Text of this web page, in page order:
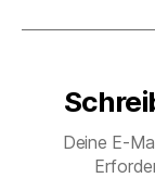
Deine E-